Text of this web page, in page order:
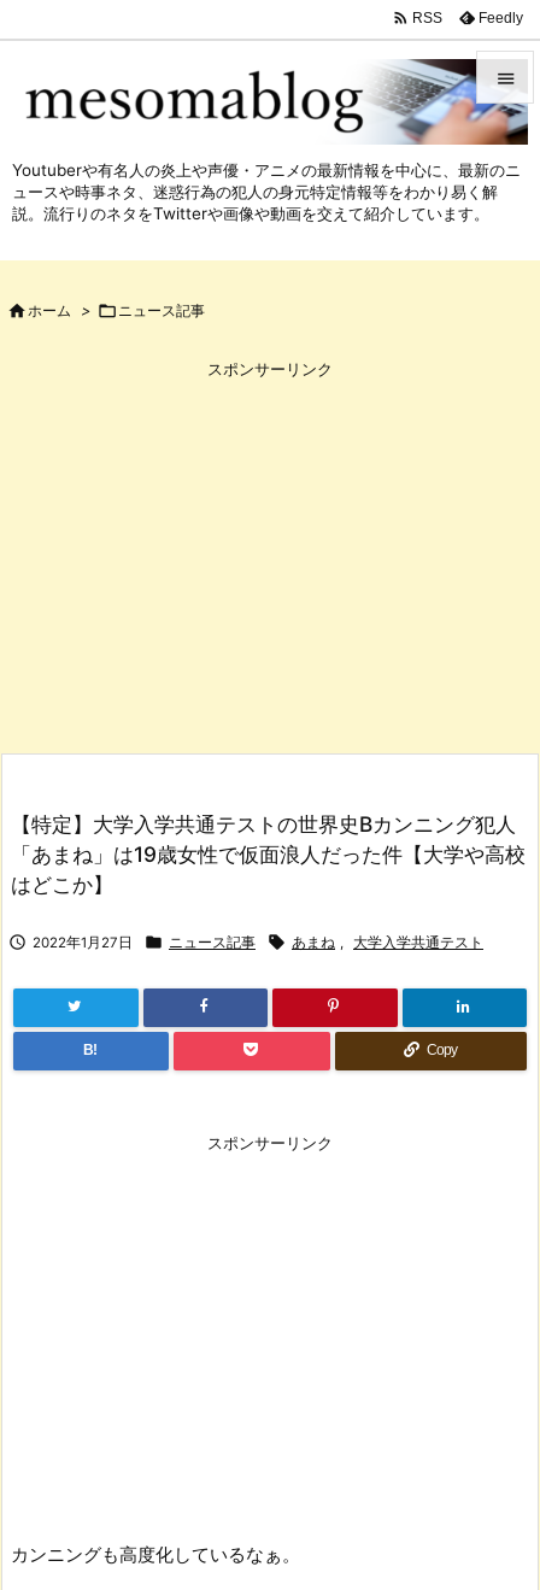



 RSS Feedly
Youtuberや有名人の炎上や声優・アニメの最新情報を中心に、最新のニ
ュースや時事ネタ、迷惑行為の犯人の身元特定情報等をわかり易く解
説。流行りのネタをTwitterや画像や動画を交えて紹介しています。
 ホーム >  ニュース記事
スポンサーリンク
【特定】大学入学共通テストの世界史Bカンニング犯人
「あまね」は19歳女性で仮面浪人だった件【大学や高校
はどこか】
 2022年1月27日  ニュース記事  あまね , 大学入学共通テスト
B! Copy
スポンサーリンク
カンニングも高度化しているなぁ。